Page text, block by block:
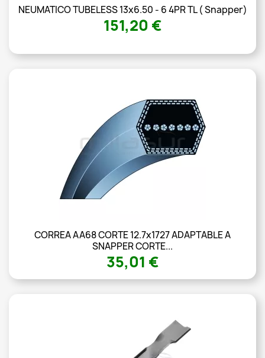
NEUMATICO TUBELESS 13x6.50 - 6 4PR TL ( Snapper)
151,20 €
CORREA AA68 CORTE 12.7x1727 ADAPTABLE A
SNAPPER CORTE...
35,01 €